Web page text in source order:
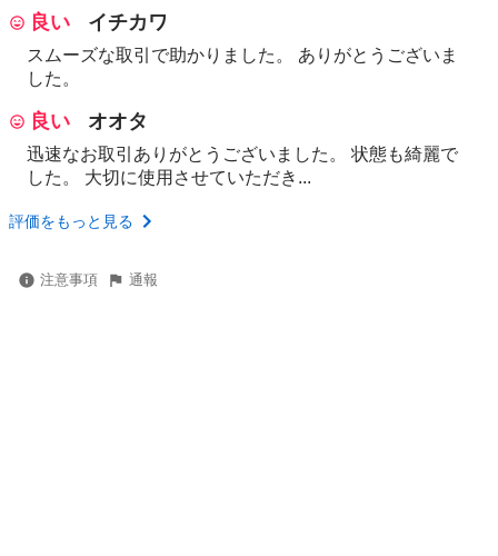
良い イチカワ
スムーズな取引で助かりました。 ありがとうございま
した。
良い オオタ
迅速なお取引ありがとうございました。 状態も綺麗で
した。 大切に使用させていただき...
評価をもっと見る
注意事項 通報